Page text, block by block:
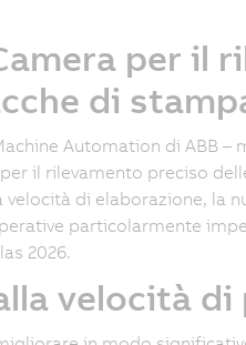
per il
di
Automation di ABB
il rilevamento preciso
di elaborazione, la
particolarmente
2026.
velocità